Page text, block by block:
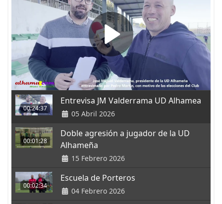
00:24:37
Entrevisa JM Valderrama UD Alhamea
05 Abril 2026
00:01:28
Doble agresión a jugador de la UD
Alhameña
15 Febrero 2026
00:02:34
Escuela de Porteros
04 Febrero 2026